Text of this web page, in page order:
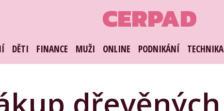
CERPAD
DĚTI FINANCE MUŽI ONLINE PODNIKÁNÍ TECHNIKA